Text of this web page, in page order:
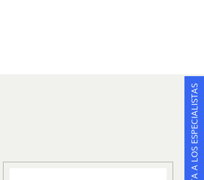
CONSULTA A LOS ESPECIALISTAS